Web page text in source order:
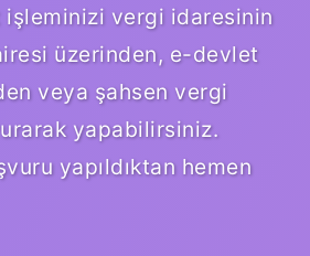
işleminizi vergi idaresinin
üzerinden, e-devlet
veya şahsen vergi
yapabilirsiniz.
yapıldıktan hemen